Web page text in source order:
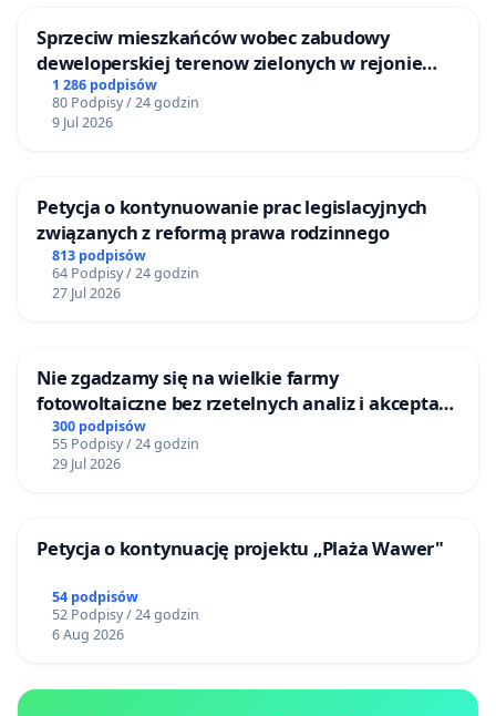
Sprzeciw mieszkańców wobec zabudowy
deweloperskiej terenow zielonych w rejonie
Bulwarów Straceńskich w Bielsku-Białej
1 286 podpisów
80 Podpisy / 24 godzin
9 Jul 2026
Petycja o kontynuowanie prac legislacyjnych
związanych z reformą prawa rodzinnego
813 podpisów
64 Podpisy / 24 godzin
27 Jul 2026
Nie zgadzamy się na wielkie farmy
fotowoltaiczne bez rzetelnych analiz i akceptacji
mieszkańców
300 podpisów
55 Podpisy / 24 godzin
29 Jul 2026
Petycja o kontynuację projektu „Plaża Wawer"
54 podpisów
52 Podpisy / 24 godzin
6 Aug 2026